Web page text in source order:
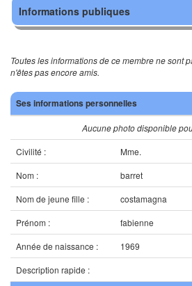
Informations publiques
Toutes les informations de ce membre ne sont
n'êtes pas encore amis.
Ses informations personnelles
Aucune photo disponible
Civilité :
Mme.
Nom :
barret
Nom de jeune fille :
costamagna
Prénom :
fabienne
Année de naissance :
1969
Description rapide :